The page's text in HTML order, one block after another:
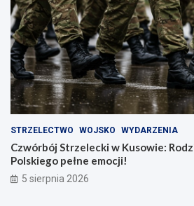
STRZELECTWO WOJSKO WYDARZENIA
Czwórbój Strzelecki w Kusowie:
Polskiego pełne emocji!
5 sierpnia 2026